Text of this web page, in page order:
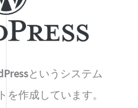
というシステム
を作成しています。